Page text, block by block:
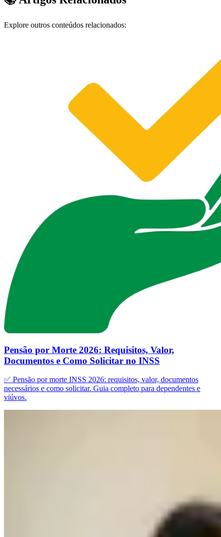
Explore outros conteúdos relacionados:
Pensão por Morte 2026: Requisitos, Valor,
Documentos e Como Solicitar no INSS
✅ Pensão por morte INSS 2026: requisitos, valor, documentos
necessários e como solicitar. Guia completo para dependentes e
viúvos.